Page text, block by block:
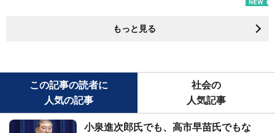
もっと見る
この記事の読者に
人気の記事
社会の
人気記事
小泉進次郎氏でも、高市早苗氏でもな